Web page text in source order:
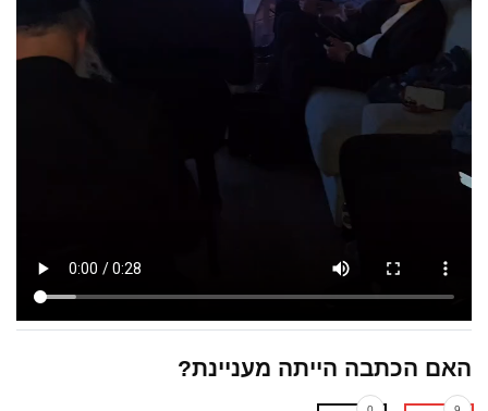
האם הכתבה הייתה מעניינת?